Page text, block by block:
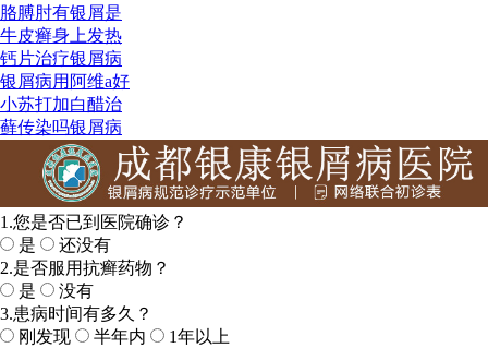
胳膊肘有银屑是
牛皮癣身上发热
钙片治疗银屑病
银屑病用阿维a好
小苏打加白醋治
藓传染吗银屑病
1.您是否已到医院确诊？
是
还没有
2.是否服用抗癣药物？
是
没有
3.患病时间有多久？
刚发现
半年内
1年以上